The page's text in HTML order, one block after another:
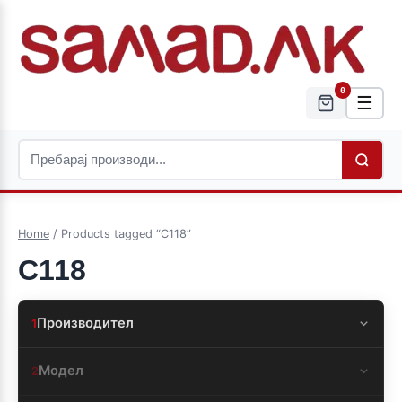
0
☰
Home / Products tagged “C118”
C118
1Производител
2Модел